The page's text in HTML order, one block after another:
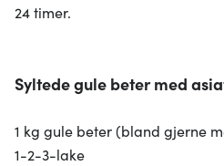
24 timer.
Syltede gule beter med
1 kg gule beter (bland gjerne
1-2-3-lake